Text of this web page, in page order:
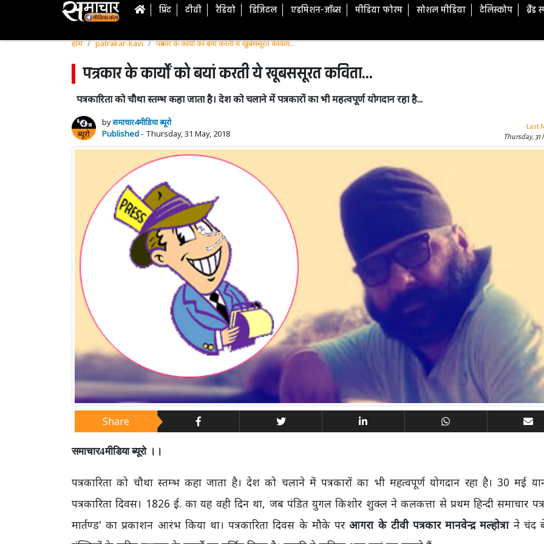
प्रिंट टीवी रेडियो डिजिटल एडमिशन-जॉब्स मीडिया फोरम सोशल मीडिया टेलिस्कोप ब्रैंड
होम patrakar-kavi पत्रकार के कार्यों को बयां करती ये खूबससूरत कविता...
पत्रकार के कार्यों को बयां करती ये खूबससूरत कविता...
पत्रकारिता को चौथा स्तम्भ कहा जाता है। देश को चलाने में पत्रकारों का भी महत्वपूर्ण योगदान रहा है...
byसमाचार4मीडिया ब्यूरो
Published - Thursday, 31 May, 2018
Last
Thursday, 31
Share
समाचार4मीडिया ब्यूरो ।।
पत्रकारिता को चौथा स्तम्भ कहा जाता है। देश को चलाने में पत्रकारों का भी महत्वपूर्ण योगदान रहा है। 30 मई
पत्रकारिता दिवस। 1826 ई. का यह वही दिन था, जब पंडित युगल किशोर शुक्ल ने कलकत्ता से प्रथम हिन्दी समाचार पत्र
मार्तण्ड'का प्रकाशन आरंभ किया था। पत्रकारिता दिवस के मौके परआगरा के टीवी पत्रकार मानवेन्द्र मल्होत्राने चंद